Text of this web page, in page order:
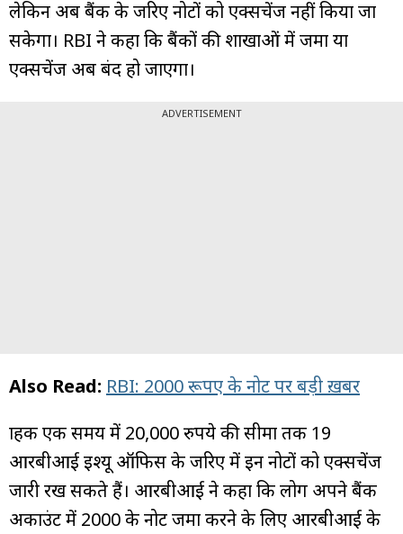
लेकिन अब बैंक के जरिए नोटों को एक्सचेंज नहीं किया जा
सकेगा। RBI ने कहा कि बैंकों की शाखाओं में जमा या
एक्सचेंज अब बंद हो जाएगा।
ADVERTISEMENT
Also Read: RBI: 2000 रूपए के नोट पर बड़ी ख़बर
ग्राहक एक समय में 20,000 रुपये की सीमा तक 19
आरबीआई इश्यू ऑफिस के जरिए में इन नोटों को एक्सचेंज
जारी रख सकते हैं। आरबीआई ने कहा कि लोग अपने बैंक
अकाउंट में 2000 के नोट जमा करने के लिए आरबीआई के